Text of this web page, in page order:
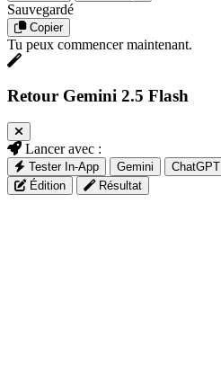
Sauvegardé
Copier
Tu peux commencer maintenant.
Retour Gemini 2.5 Flash
Lancer avec :
Tester In-App Gemini ChatGPT
Édition
Résultat